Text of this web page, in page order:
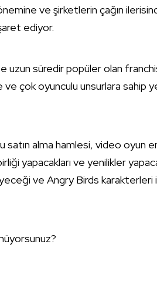
ve şirketlerin çağın
ediyor.
süredir popüler olan
ve çok oyunculu unsurlara sahip
satın alma hamlesi, video
yapacakları ve yenilikler
ve Angry Birds karakterleri